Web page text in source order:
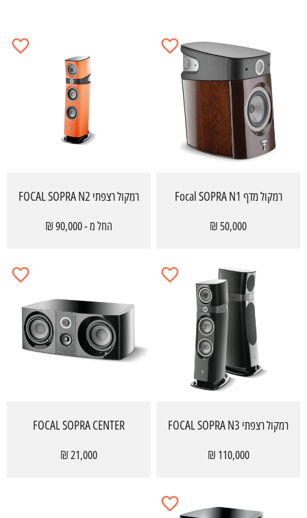
רמקול מדף Focal SOPRA N1
50,000 ₪
רמקול רצפתי FOCAL SOPRA N2
החל מ - 90,000 ₪
רמקול רצפתי FOCAL SOPRA N3
110,000 ₪
FOCAL SOPRA CENTER
21,000 ₪